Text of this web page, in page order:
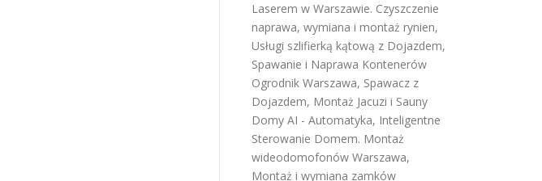
Laserem w Warszawie. Czyszczenie
naprawa, wymiana i montaż rynien,
Usługi szlifierką kątową z Dojazdem,
Spawanie i Naprawa Kontenerów
Ogrodnik Warszawa, Spawacz z
Dojazdem, Montaż Jacuzi i Sauny
Domy AI - Automatyka, Inteligentne
Sterowanie Domem. Montaż
wideodomofonów Warszawa,
Montaż i wymiana zamków